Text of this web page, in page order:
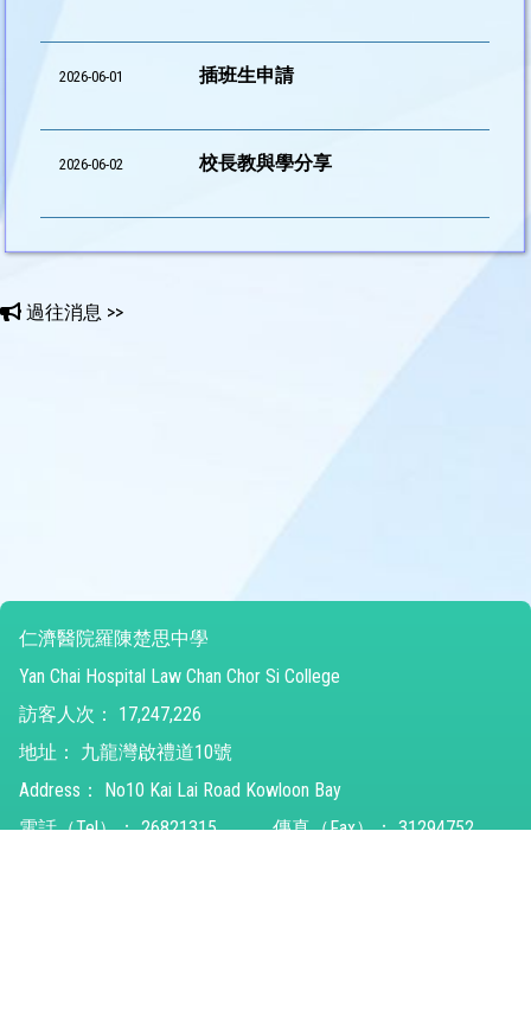
2026-06-01 插班生申請
2026-06-02 校長教與學分享
過往消息 >>
仁濟醫院羅陳楚思中學
Yan Chai Hospital Law Chan Chor Si College
訪客人次：
17,247,226
地址：
九龍灣啟禮道10號
Address：
No10 Kai Lai Road Kowloon Bay
電話（Tel）： 26821315 傳真（Fax）： 31294752